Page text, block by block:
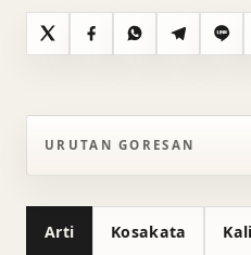
X FacebookWhatsAppTelegramLine
URUTAN GORESAN
Arti Kosakata